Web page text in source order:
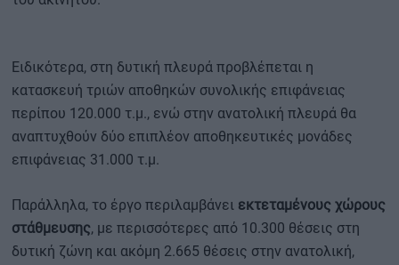
Ειδικότερα, στη δυτική πλευρά προβλέπεται η
κατασκευή τριών αποθηκών συνολικής επιφάνειας
περίπου 120.000 τ.μ., ενώ στην ανατολική πλευρά θα
αναπτυχθούν δύο επιπλέον αποθηκευτικές μονάδες
επιφάνειας 31.000 τ.μ.
Παράλληλα, το έργο περιλαμβάνει εκτεταμένους χώρους
στάθμευσης, με περισσότερες από 10.300 θέσεις στη
δυτική ζώνη και ακόμη 2.665 θέσεις στην ανατολική,